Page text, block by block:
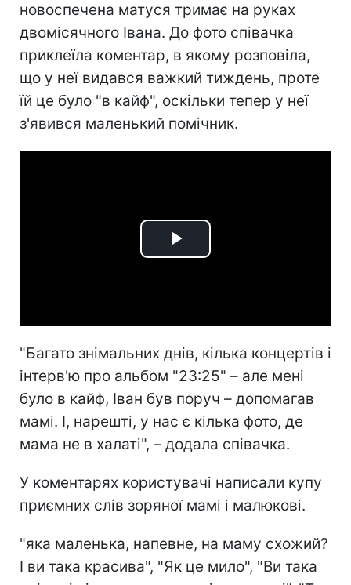
новоспечена матуся тримає на руках
двомісячного Івана. До фото співачка
приклеїла коментар, в якому розповіла,
що у неї видався важкий тиждень, проте
їй це було "в кайф", оскільки тепер у неї
з'явився маленький помічник.
Play
"Багато знімальних днів, кілька концертів і
інтерв'ю про альбом "23:25" – але мені
було в кайф, Іван був поруч – допомагав
мамі. І, нарешті, у нас є кілька фото, де
мама не в халаті", – додала співачка.
У коментарях користувачі написали купу
приємних слів зоряної мамі і малюкові.
"яка маленька, напевне, на маму схожий?
І ви така красива", "Як це мило", "Ви така